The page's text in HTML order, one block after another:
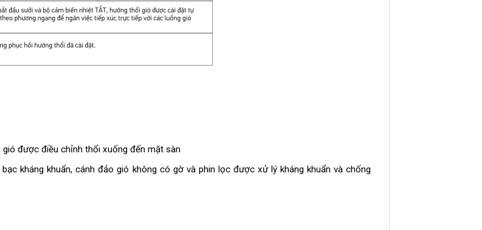
được điều chỉnh thổi xuống đến mặt sàn
kháng khuẩn, cánh đảo gió không có gờ và phin lọc được xử lý kháng khuẩn và chống